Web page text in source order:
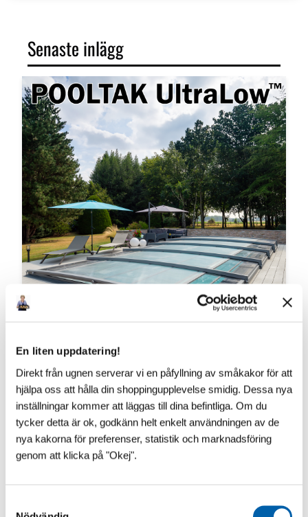
En liten uppdatering!
Direkt från ugnen serverar vi en påfyllning av småkakor för att
hjälpa oss att hålla din shoppingupplevelse smidig. Dessa nya
inställningar kommer att läggas till dina befintliga. Om du
tycker detta är ok, godkänn helt enkelt användningen av de
nya kakorna för preferenser, statistik och marknadsföring
genom att klicka på "Okej".
Senaste inlägg
VAD SÄGS OM ÄNNU LÄGRE?!
​Vår franska pooltaktillverkare vilar inte i hängmattan!
Till 2027 kommer Pooltak UltraLow™ - Exklusivare -
Snyggare och Ännu lägre! Helt utan mellanh...